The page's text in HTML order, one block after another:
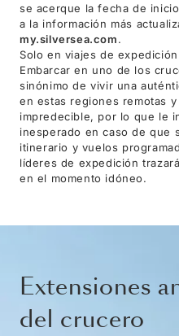
se acerque la fecha de
a la información más
my.silversea.com.
Solo en viajes de
Embarcar en uno de los
sinónimo de vivir una
en estas regiones remotas
impredecible, por lo que le
inesperado en caso de que
itinerario y vuelos
líderes de expedición
en el momento idóneo.
Extensiones
del crucero